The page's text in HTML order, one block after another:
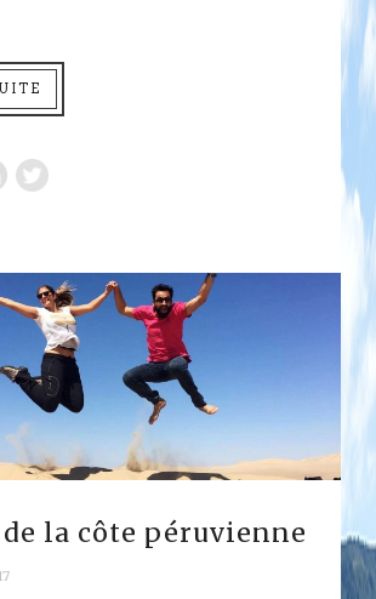
la côte péruvienne